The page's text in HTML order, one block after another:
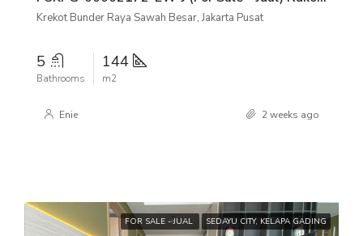
Krekot Bunder Raya Sawah Besar, Jakarta Pusat
5
Bathrooms
144
m2
Enie 2 weeks ago
FOR SALE - JUAL SEDAYU CITY, KELAPA GADING